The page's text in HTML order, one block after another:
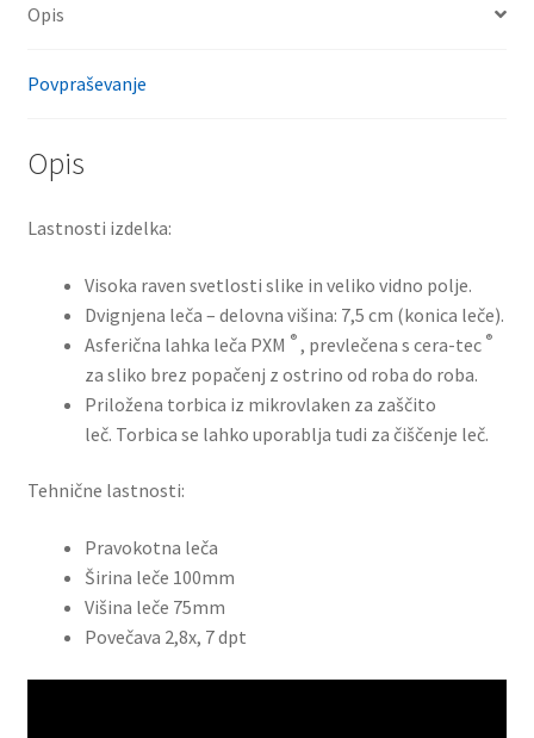
Opis
Povpraševanje
Opis
Lastnosti izdelka:
Visoka raven svetlosti slike in veliko vidno polje.
Dvignjena leča – delovna višina: 7,5 cm (konica leče).
Asferična lahka leča PXM ®, prevlečena s cera-tec ®
za sliko brez popačenj z ostrino od roba do roba.
Priložena torbica iz mikrovlaken za zaščito
leč. Torbica se lahko uporablja tudi za čiščenje leč.
Tehnične lastnosti:
Pravokotna leča
Širina leče 100mm
Višina leče 75mm
Povečava 2,8x, 7 dpt